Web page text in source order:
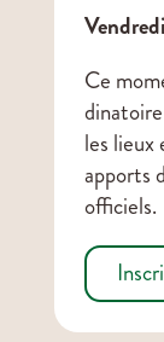
Ce
les lieux
apports
officiels.